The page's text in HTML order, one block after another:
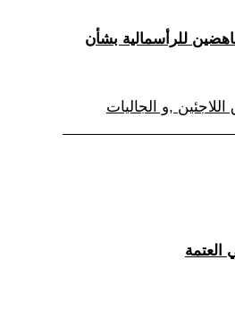
للرأسمالية بشأن
,و الجاليات